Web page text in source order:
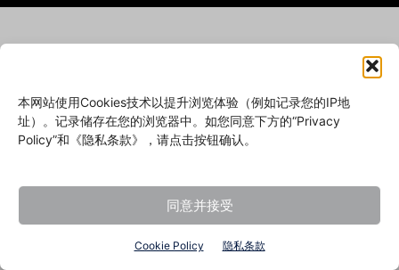
本网站使用Cookies技术以提升浏览体验（例如记录您的IP地
址）。记录储存在您的浏览器中。如您同意下方的“Privacy
Policy”和《隐私条款》，请点击按钮确认。
同意并接受
Cookie Policy 隐私条款